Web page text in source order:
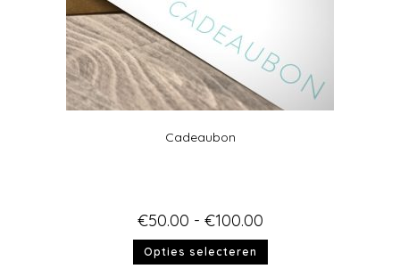
Cadeaubon
€50.00 - €100.00
Opties selecteren